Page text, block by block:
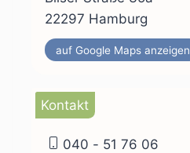
22297 Hamburg
auf Google Maps anzeigen
Kontakt
040 - 51 76 06